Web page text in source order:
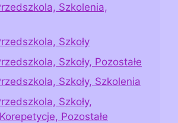
Szkolenia,
Szkoły
Szkoły, Pozostałe
Szkoły, Szkolenia
Szkoły,
Pozostałe